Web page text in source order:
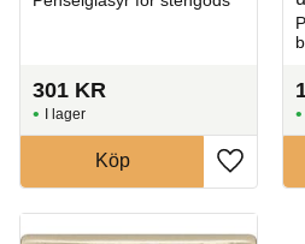
301 KR
Lägg till i
I lager
Köp